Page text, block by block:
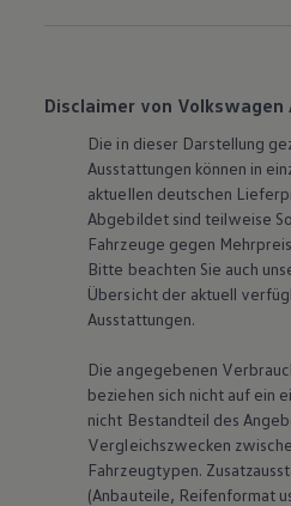
Disclaimer von Volkswagen
Die in dieser Darstellung
Ausstattungen können in
aktuellen deutschen
Abgebildet sind teilweise
Fahrzeuge gegen
Bitte beachten Sie auch
Übersicht der aktuell
Ausstattungen.
Die angegebenen
beziehen sich nicht auf ein
nicht Bestandteil des
Vergleichszwecken
Fahrzeugtypen.
(Anbauteile, Reifenformat